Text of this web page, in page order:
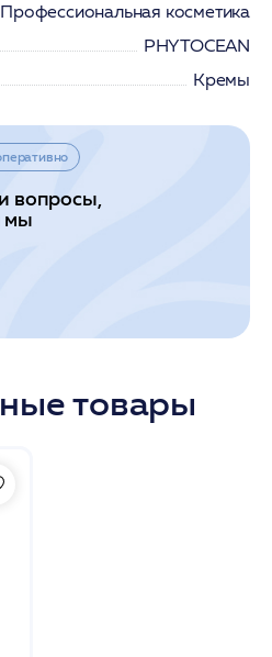
Профессиональная косметика
PHYTOCEAN
Кремы
вопросы,
мы
товары